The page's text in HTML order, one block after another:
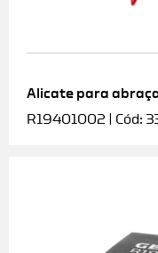
Alicate para
R19401002 | Cód: